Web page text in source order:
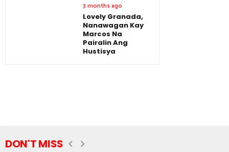
3 months ago
Lovely Granada,
Nanawagan Kay
Marcos Na
Pairalin Ang
Hustisya
DON'T MISS